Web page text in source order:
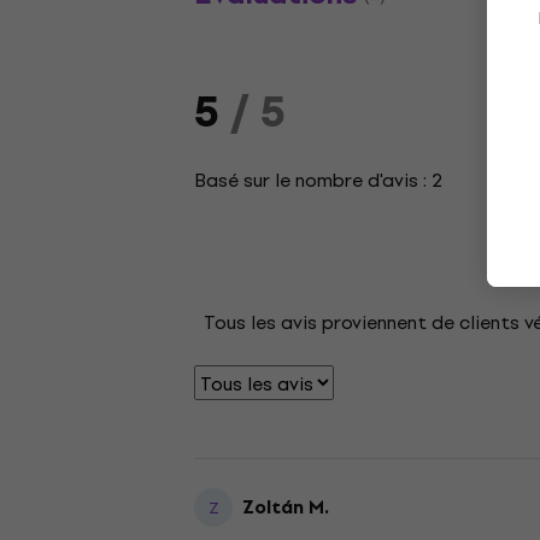
5/ 5
Basé sur le nombre d'avis : 2
Tous les avis proviennent de clients
Z Zoltán M.